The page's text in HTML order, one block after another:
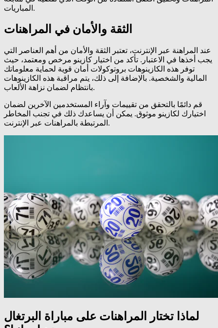
المباريات.
الثقة والأمان في المراهنات
عند المراهنة عبر الإنترنت، تعتبر الثقة والأمان من أهم العناصر التي
يجب أخذها في الاعتبار. تأكد من اختيار كازينو مرخص ومعتمد، حيث
توفر هذه الكازينوهات بروتوكولات أمان قوية لحماية معلوماتك
المالية والشخصية. بالإضافة إلى ذلك، يتم مراقبة هذه الكازينوهات
بانتظام لضمان نزاهة الألعاب.
قم دائمًا بالتحقق من تقييمات وآراء المستخدمين الآخرين لضمان
اختيارك لكازينو موثوق. يمكن أن يساعدك ذلك في تجنب المخاطر
المرتبطة بالمراهنات عبر الإنترنت.
لماذا تختار المراهنات على مباراة البرتغال